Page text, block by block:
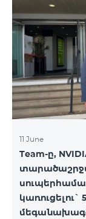
սակագնային փաթեթ Նոր
Բիզնես 2000 PRO 1900 Բիզնես 3000 Pro Special 1
11 June
Team-ը,
կառուցելու`